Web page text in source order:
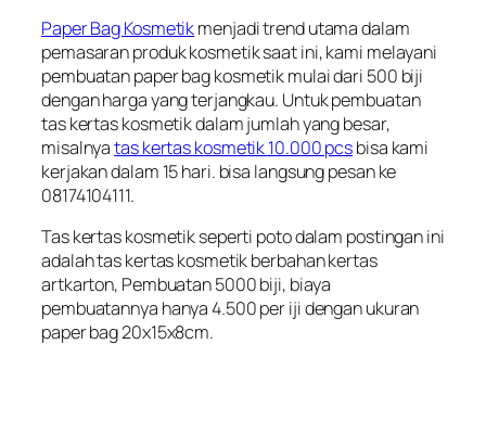
Paper Bag Kosmetikmenjadi trend utama dalam
pemasaran produk kosmetik saat ini, kami melayani
pembuatan paper bag kosmetik mulai dari 500 biji
dengan harga yang terjangkau. Untuk pembuatan
tas kertas kosmetik dalam jumlah yang besar,
misalnyatas kertas kosmetik 10.000 pcsbisa kami
kerjakan dalam 15 hari. bisa langsung pesan ke
08174104111.
Tas kertas kosmetik seperti poto dalam postingan ini
adalah tas kertas kosmetik berbahan kertas
artkarton, Pembuatan 5000 biji, biaya
pembuatannya hanya 4.500 per iji dengan ukuran
paper bag 20x15x8cm.